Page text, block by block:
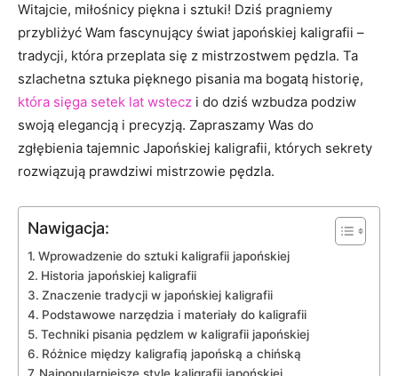
Witajcie, miłośnicy‌ piękna i sztuki! Dziś pragniemy⁤
przybliżyć Wam ‍fascynujący świat japońskiej kaligrafii –
tradycji, która przeplata się z mistrzostwem pędzla. ⁣Ta
szlachetna sztuka ​pięknego pisania ma bogatą historię,
która sięga setek lat wstecz i do ‍dziś wzbudza podziw
swoją elegancją i precyzją. Zapraszamy Was do
zgłębienia tajemnic Japońskiej kaligrafii, ​których sekrety
⁢rozwiązują prawdziwi mistrzowie pędzla.
Nawigacja:
Wprowadzenie do sztuki​ kaligrafii japońskiej
Historia ‌japońskiej kaligrafii
Znaczenie tradycji w japońskiej kaligrafii
Podstawowe narzędzia i materiały do kaligrafii
Techniki pisania pędzlem w⁢ kaligrafii⁤ japońskiej
Różnice między​ kaligrafią japońską​ a chińską